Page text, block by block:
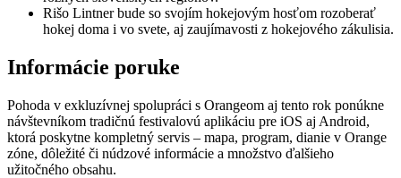
Rišo Lintner bude so svojím hokejovým hosťom rozoberať
hokej doma i vo svete, aj zaujímavosti z hokejového zákulisia.
Informácie poruke
Pohoda v exkluzívnej spolupráci s Orangeom aj tento rok ponúkne
návštevníkom tradičnú festivalovú aplikáciu pre iOS aj Android,
ktorá poskytne kompletný servis – mapa, program, dianie v Orange
zóne, dôležité či núdzové informácie a množstvo ďalšieho
užitočného obsahu.